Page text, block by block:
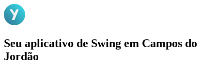
Seu aplicativo de Swing em Campos do
Jordão